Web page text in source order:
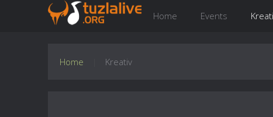
Home Events
Home Kreativ